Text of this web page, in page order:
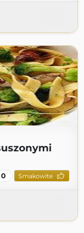
0 Smakowite